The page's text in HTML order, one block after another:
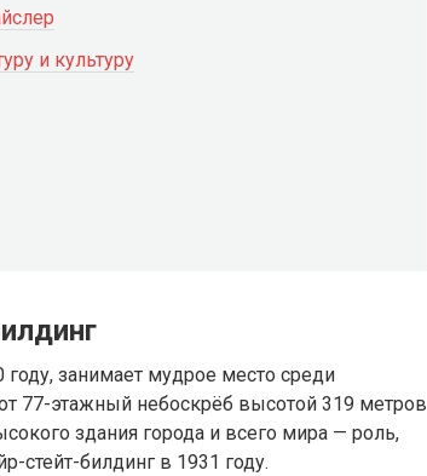
и культуру
занимает мудрое место среди
77-этажный небоскрёб высотой 319 метров
здания города и всего мира — роль,
стейт-билдинг в 1931 году.